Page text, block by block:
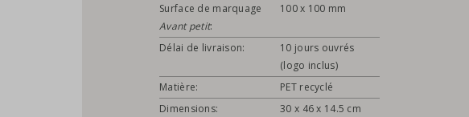
Surface de marquage
Avant petit:
100 x 100 mm
Délai de livraison:
10 jours ouvrés
(logo inclus)
Matière:
PET recyclé
Dimensions:
30 x 46 x 14.5 cm